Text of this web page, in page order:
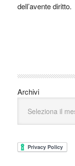
dell’avente diritto.
Archivi